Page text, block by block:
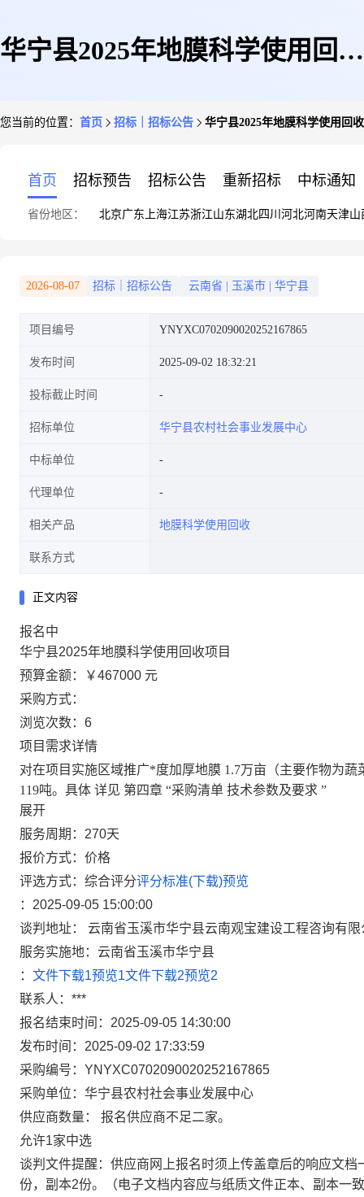
华宁县2025年地膜科学使用回收
您当前的位置： 首页 招标｜招标公告 华宁县2025年地膜科学使用回
首页 招标预告 招标公告 重新招标 中标通知
省份地区： 北京广东 上海江苏浙江山东湖北四川 河北河南天津山
2026-08-07 招标｜招标公告 云南省 玉溪市 华宁县
项目编号 YNYXC0702090020252167865
发布时间 2025-09-02 18:32:21
投标截止时间
招标单位 华宁县农村社会事业发展中心
中标单位
代理单位
相关产品 地膜科学使用回收
联系方式
正文内容
报名中
华宁县2025年地膜科学使用回收项目
预算金额：
￥467000 元
采购方式：
浏览次数： 6
项目需求详情
对在项目实施区域推广*度加厚地膜 1.7万亩（主要作物为蔬
119吨。具体 详见 第四章 “采购清单 技术参数及要求 ”
展开
服务周期： 270天
报价方式： 价格
评选方式： 综合评分评分标准(下载)预览
： 2025-09-05 15:00:00
谈判地址：
云南省玉溪市华宁县云南观宝建设工程咨询有
服务实施地： 云南省玉溪市华宁县
： 文件下载1预览1文件下载2预览2
联系人： ***
报名结束时间： 2025-09-05 14:30:00
发布时间： 2025-09-02 17:33:59
采购编号： YNYXC0702090020252167865
采购单位： 华宁县农村社会事业发展中心
供应商数量：
报名供应商不足二家。
允许1家中选
谈判文件提醒： 供应商网上报名时须上传盖章后的响应文
份，副本2份。（电子文档内容应与纸质文件正本、副本一